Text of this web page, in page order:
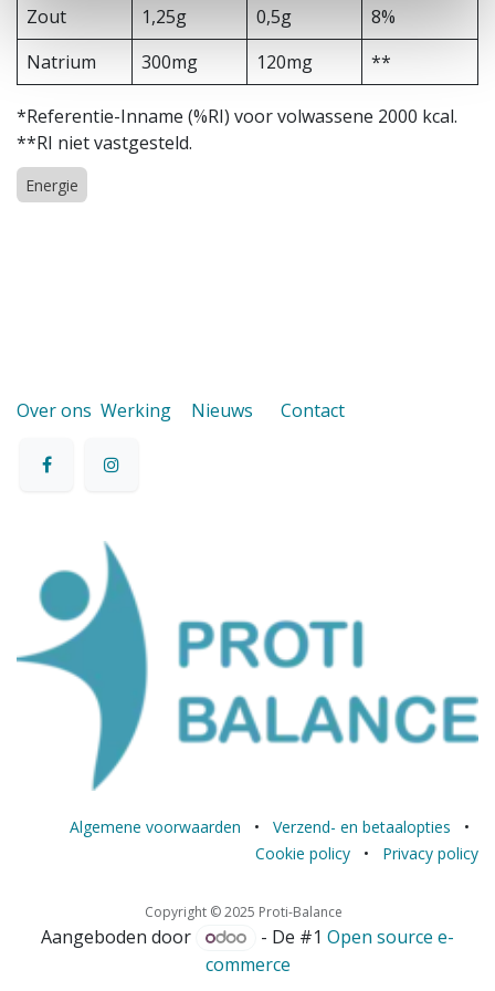
Zout
1,25g 0,5g
8%
Natrium
300mg 120mg **
*Referentie-Inname (%RI) voor volwassene 2000 kcal.
**RI niet vastgesteld.
Energie
Over ons Werking Nieuws Contact
Algemene voorwaarden • Verzend- en betaalopties
•
Cookie policy
• Privacy policy
Copyright © 2025 Proti-Balance
Aangeboden door - De #1 Open source e-
commerce